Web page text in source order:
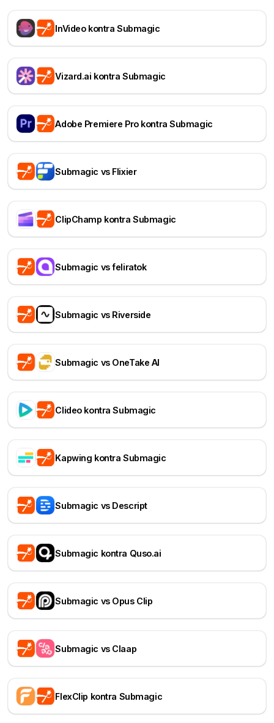
InVideo kontra Submagic
Vizard.ai kontra Submagic
Adobe Premiere Pro kontra Submagic
Submagic vs Flixier
ClipChamp kontra Submagic
Submagic vs feliratok
Submagic vs Riverside
Submagic vs OneTake AI
Clideo kontra Submagic
Kapwing kontra Submagic
Submagic vs Descript
Submagic kontra Quso.ai
Submagic vs Opus Clip
Submagic vs Claap
FlexClip kontra Submagic